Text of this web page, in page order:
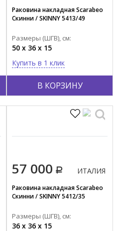
В КОРЗИНУ
Раковина накладная Scarabeo
Скинни / SKINNY 5413/49
Размеры (ШГВ), см:
50 x 36 x 15
Купить в 1 клик
57 000 ИТАЛИЯ
Раковина накладная Scarabeo
Скинни / SKINNY 5412/35
Размеры (ШГВ), см:
36 x 36 x 15